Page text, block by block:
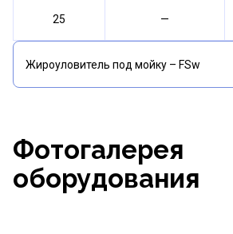
25 —
Жироуловитель под мойку – FSw
Фотогалерея
оборудования